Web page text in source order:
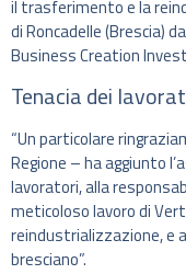
il trasferimento e la
di Roncadelle (Brescia)
Business Creation
Tenacia dei
“Un particolare
Regione – ha aggiunto
lavoratori, alla
meticoloso lavoro di
reindustrializzazione, e
bresciano”.